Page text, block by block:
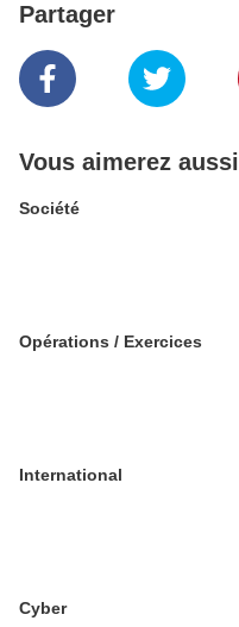
Partager
Vous aimerez aussi
Société
Opérations / Exercices
International
Cyber